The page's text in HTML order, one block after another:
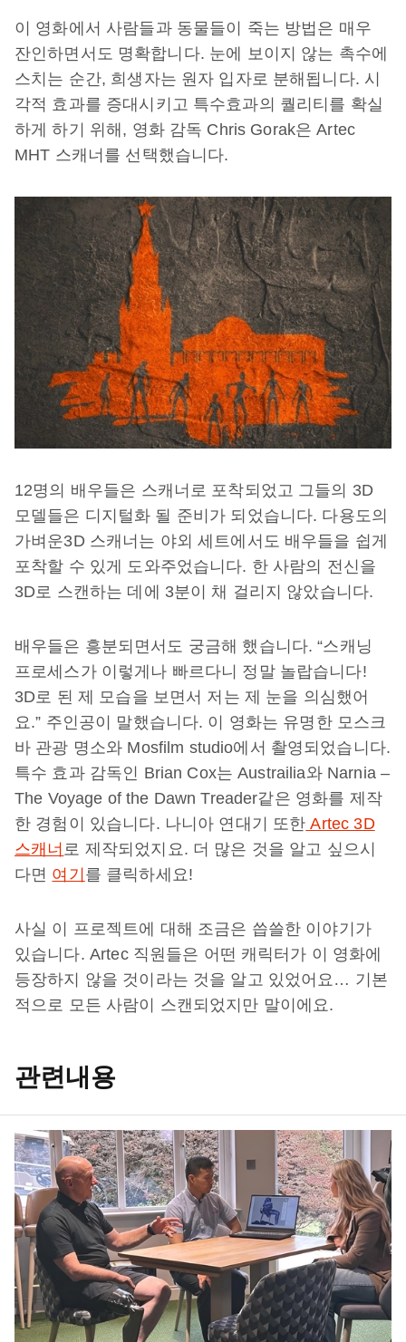
이 영화에서 사람들과 동물들이 죽는 방법은 매우
잔인하면서도 명확합니다. 눈에 보이지 않는 촉수에
스치는 순간, 희생자는 원자 입자로 분해됩니다. 시
각적 효과를 증대시키고 특수효과의 퀄리티를 확실
하게 하기 위해, 영화 감독 Chris Gorak은 Artec
MHT 스캐너를 선택했습니다.
12명의 배우들은 스캐너로 포착되었고 그들의 3D
모델들은 디지털화 될 준비가 되었습니다. 다용도의
가벼운3D 스캐너는 야외 세트에서도 배우들을 쉽게
포착할 수 있게 도와주었습니다. 한 사람의 전신을
3D로 스캔하는 데에 3분이 채 걸리지 않았습니다.
배우들은 흥분되면서도 궁금해 했습니다. “스캐닝
프로세스가 이렇게나 빠르다니 정말 놀랍습니다!
3D로 된 제 모습을 보면서 저는 제 눈을 의심했어
요.” 주인공이 말했습니다. 이 영화는 유명한 모스크
바 관광 명소와 Mosfilm studio에서 촬영되었습니다.
특수 효과 감독인 Brian Cox는 Austrailia와 Narnia –
The Voyage of the Dawn Treader같은 영화를 제작
한 경험이 있습니다. 나니아 연대기 또한 Artec 3D
스캐너 로 제작되었지요. 더 많은 것을 알고 싶으시
다면 여기 를 클릭하세요!
사실 이 프로젝트에 대해 조금은 씁쓸한 이야기가
있습니다. Artec 직원들은 어떤 캐릭터가 이 영화에
등장하지 않을 것이라는 것을 알고 있었어요… 기본
적으로 모든 사람이 스캔되었지만 말이에요.
관련내용